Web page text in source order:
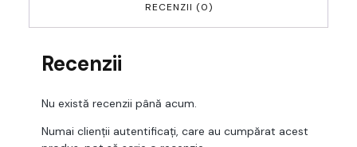
RECENZII (0)
Recenzii
Nu există recenzii până acum.
Numai clienții autentificați, care au cumpărat acest